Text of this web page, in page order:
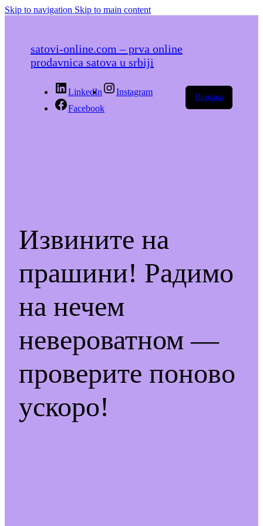
Skip to navigation Skip to main content
satovi-online.com – prva online
prodavnica satova u srbiji
LinkedIn
Instagram
Facebook
Пријава
Извините на
прашини! Радимо
на нечем
невероватном —
проверите поново
ускоро!